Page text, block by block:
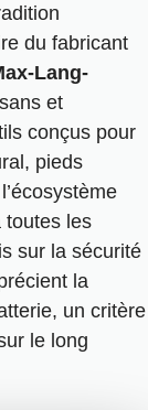
du fabricant
Lang-
et
conçus pour
pieds
toutes les
sur la sécurité
la
un critère
le long